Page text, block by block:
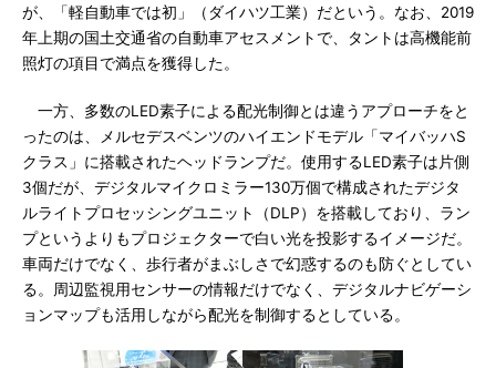
が、「軽自動車では初」（ダイハツ工業）だという。なお、2019
年上期の国土交通省の自動車アセスメントで、タントは高機能前
照灯の項目で満点を獲得した。
一方、多数のLED素子による配光制御とは違うアプローチをと
ったのは、メルセデスベンツのハイエンドモデル「マイバッハS
クラス」に搭載されたヘッドランプだ。使用するLED素子は片側
3個だが、デジタルマイクロミラー130万個で構成されたデジタ
ルライトプロセッシングユニット（DLP）を搭載しており、ラン
プというよりもプロジェクターで白い光を投影するイメージだ。
車両だけでなく、歩行者がまぶしさで幻惑するのも防ぐとしてい
る。周辺監視用センサーの情報だけでなく、デジタルナビゲーシ
ョンマップも活用しながら配光を制御するとしている。